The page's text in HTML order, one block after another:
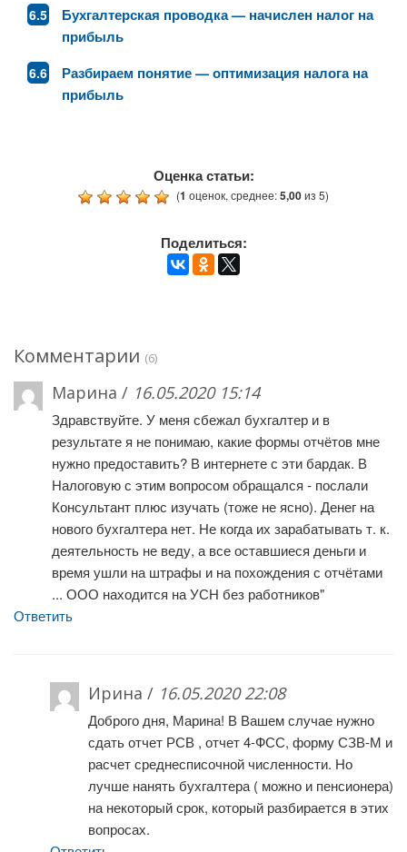
Бухгалтерская проводка — начислен налог на
прибыль
Разбираем понятие — оптимизация налога на
прибыль
Оценка статьи:
(1 оценок, среднее:5,00из 5)
Поделиться:
Комментарии (6)
Марина / 16.05.2020 15:14
Здравствуйте. У меня сбежал бухгалтер и в
результате я не понимаю, какие формы отчётов мне
нужно предоставить? В интернете с эти бардак. В
Налоговую с этим вопросом обращался - послали
Консультант плюс изучать (тоже не ясно). Денег на
нового бухгалтера нет. Не когда их зарабатывать т. к.
деятельность не веду, а все оставшиеся деньги и
время ушли на штрафы и на похождения с отчётами
... ООО находится на УСН без работников"
Ответить
Ирина / 16.05.2020 22:08
Доброго дня, Марина! В Вашем случае нужно
сдать отчет РСВ , отчет 4-ФСС, форму СЗВ-М и
расчет среднесписочной численности. Но
лучше нанять бухгалтера ( можно и пенсионера)
на некоторый срок, который разбирается в этих
вопросах.